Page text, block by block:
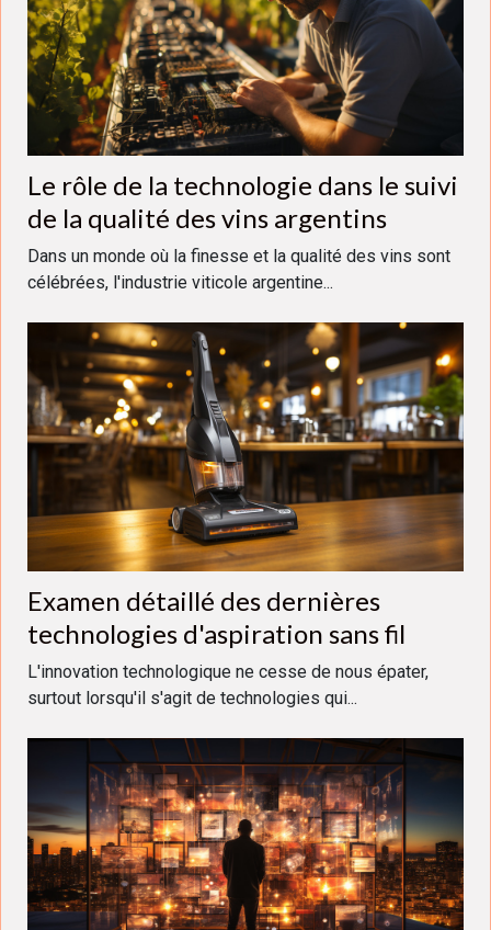
Le rôle de la technologie dans le suivi
de la qualité des vins argentins
Dans un monde où la finesse et la qualité des vins sont
célébrées, l'industrie viticole argentine...
Examen détaillé des dernières
technologies d'aspiration sans fil
L'innovation technologique ne cesse de nous épater,
surtout lorsqu'il s'agit de technologies qui...